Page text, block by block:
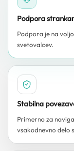
Podpora
Podpora je na
svetovalcev.
Stabilna
Primerno za
vsakodnevno delo